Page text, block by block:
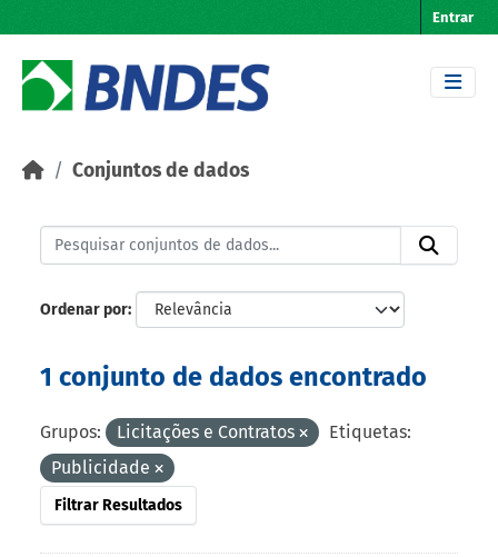
Entrar
Conjuntos de dados
Ordenar por
1 conjunto de dados encontrado
Grupos: Licitações e Contratos
Etiquetas:
Publicidade
Filtrar Resultados